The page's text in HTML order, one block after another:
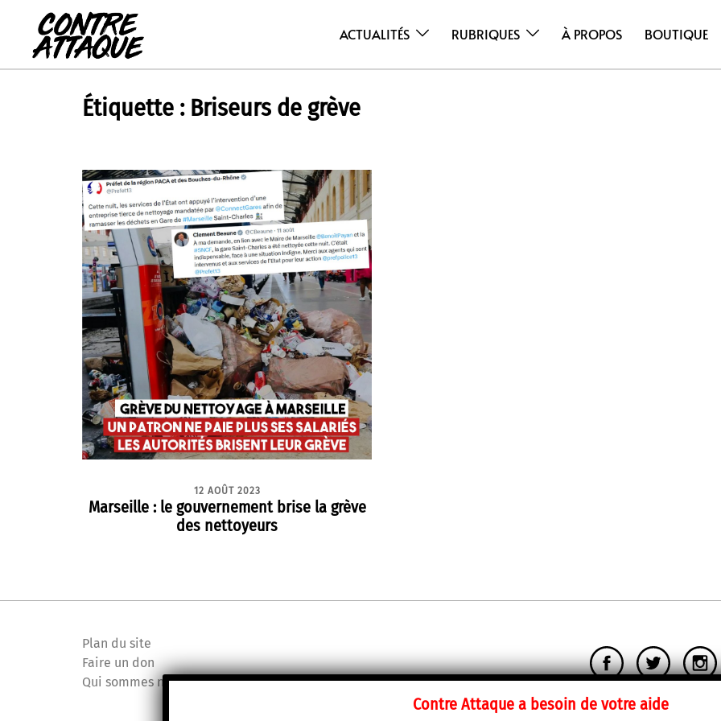
contenu
ACTUALITÉS RUBRIQUES À PROPOS BOUTIQUE
Étiquette : Briseurs de grève
12 AOÛT 2023
Marseille : le gouvernement brise la grève
des nettoyeurs
Plan du site
Faire un don
Qui sommes nous ?
Contre Attaque a besoin de votre aide